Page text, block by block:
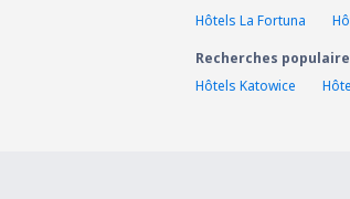
Hôtels La Fortuna
Recherches
Hôtels Katowice